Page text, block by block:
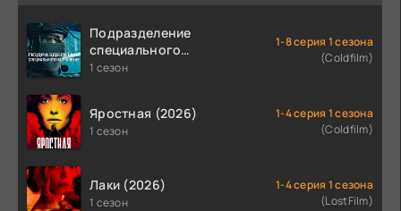
Подразделение
специального
назначения (2026)
1 сезон
1-8 серия 1 сезона
(Coldfilm)
Яростная (2026)
1 сезон
1-4 серия 1 сезона
(Coldfilm)
Лаки (2026)
1 сезон
1-4 серия 1 сезона
(LostFilm)